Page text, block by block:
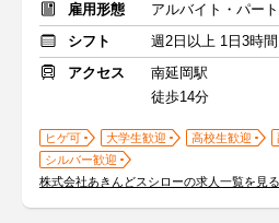
雇用形態
アルバイト・パート
シフト
週2日以上 1日3時
アクセス
南延岡駅
徒歩14分
ヒゲ可 大学生歓迎 高校生歓迎
シルバー歓迎
株式会社あきんどスシローの求人一覧を見る